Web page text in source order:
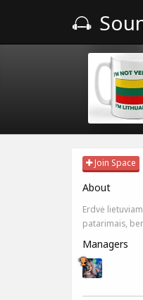
Join Space
About
Erdvė
patarimais,
Managers